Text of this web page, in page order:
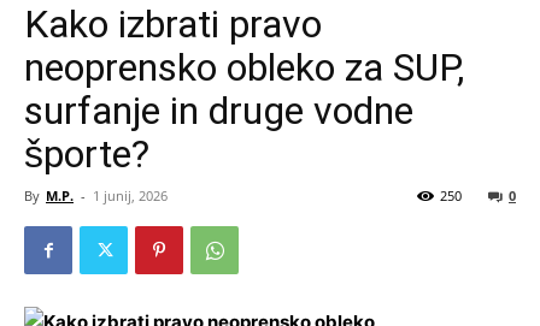
Kako izbrati pravo
neoprensko obleko za SUP,
surfanje in druge vodne
športe?
By M.P. - 1 junij, 2026 0
250